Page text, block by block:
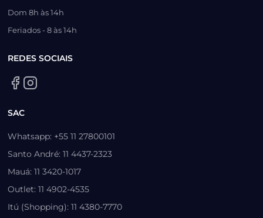
Dom 8h às 14h
Feriados - 8 às 14h
REDES SOCIAIS
SAC
Whatsapp: +55 11 27800101
Santo André: 11 4437-2323
Mauá: 11 3420-1017
Outlet: 11 4902-4535
Itú (Shopping): 11 4380-7770